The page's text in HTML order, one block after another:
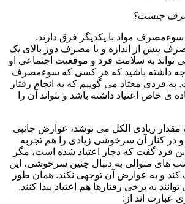
چیست؟
سوءمصرف مواد با یکدیگر فرق دارند.
بیش از اندازه و یا مصرف دوز بالای یک
به سلامت فرد و موقعیت اجتماعی او
توجه داشته باشید که هر کسی که سوءمصرف
به فردی معتاد می گوییم که به انجام رفتار
ی خاص اعتیاد داشته باشد و نتواند آن را
زیادی الکل می نوشد، عوارض جانبی
در کنار آن سرخوشی زیادی را هم تجربه
فرد گفت که دچار اعتیاد شده است، مگر
های متوالی به دنبال چنین سرخوشی، این
و به عوارض آن توجهی نکند. همان طور
به برخی رفتارها هم اعتیاد پیدا کنند.
عبارت اند از: